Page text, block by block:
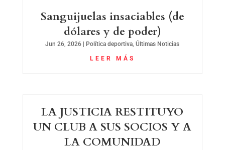
Sanguijuelas insaciables (de
dólares y de poder)
Jun 26, 2026 | Política deportiva ,Últimas Noticias
LEER MÁS
LA JUSTICIA RESTITUYO
UN CLUB A SUS SOCIOS Y A
LA COMUNIDAD